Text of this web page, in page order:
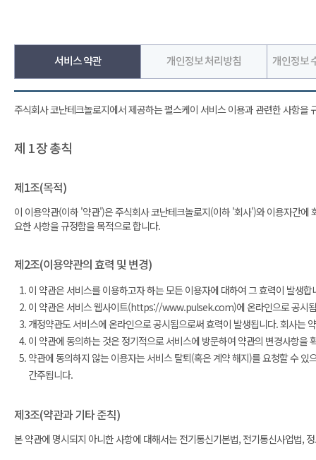
서비스 약관 개인정보 처리방침 개인정보
주식회사 코난테크놀로지에서 제공하는 펄스케이 서비스 이용과 관련한 사항을
제 1 장 총칙
제1조(목적)
이 이용약관(이하 '약관')은 주식회사 코난테크놀로지(이하 '회사')와 이용자간
요한 사항을 규정함을 목적으로 합니다.
제2조(이용약관의 효력 및 변경)
이 약관은 서비스를 이용하고자 하는 모든 이용자에 대하여 그 효력이 발생합
이 약관은 서비스 웹사이트(https://www.pulsek.com)에 온라인으로 공시
개정약관도 서비스에 온라인으로 공시됨으로써 효력이 발생됩니다. 회사는
이 약관에 동의하는 것은 정기적으로 서비스에 방문하여 약관의 변경사항
약관에 동의하지 않는 이용자는 서비스 탈퇴(혹은 계약 해지)를 요청할 수
간주됩니다.
제3조(약관과 기타 준칙)
본 약관에 명시되지 아니한 사항에 대해서는 전기통신기본법, 전기통신사업법,